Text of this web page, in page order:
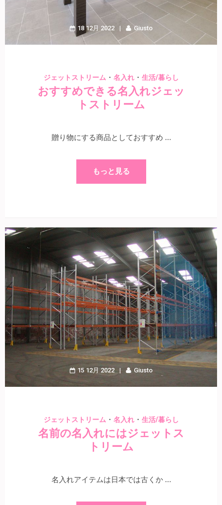
18 12月 2022 Giusto
ジェットストリーム・ 名入れ・ 生活/暮らし
おすすめできる名入れジェッ
トストリーム
贈り物にする商品としておすすめ …
もっと見る
15 12月 2022 Giusto
ジェットストリーム・ 名入れ・ 生活/暮らし
名前の名入れにはジェットス
トリーム
名入れアイテムは日本では古くか …